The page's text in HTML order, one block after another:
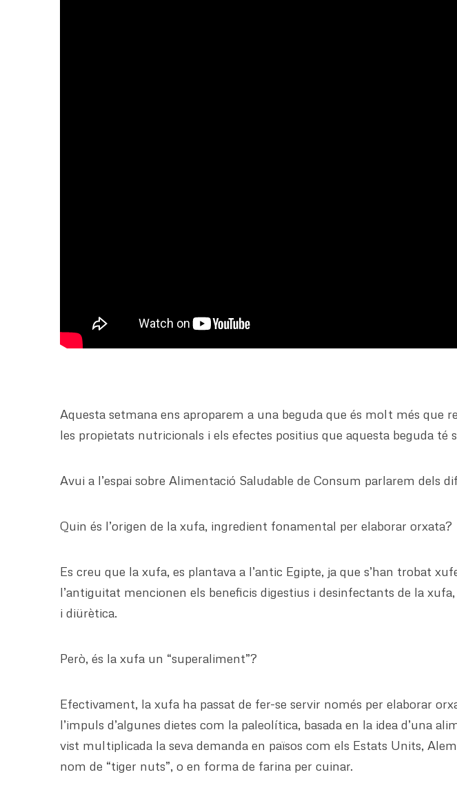
Aquesta setmana ens aproparem a una beguda que és molt més que
les propietats nutricionals i els efectes positius que aquesta beguda té
Avui a l’espai sobre Alimentació Saludable de Consum parlarem dels
Quin és l’origen de la xufa, ingredient fonamental per elaborar orxata?
Es creu que la xufa, es plantava a l’antic Egipte, ja que s’han trobat
l’antiguitat mencionen els beneficis digestius i desinfectants de la
i diürètica.
Però, és la xufa un “superaliment”?
Efectivament, la xufa ha passat de fer-se servir només per elaborar
l’impuls d’algunes dietes com la paleolítica, basada en la idea d’una
vist multiplicada la seva demanda en països com els Estats Units,
nom de “tiger nuts”, o en forma de farina per cuinar.